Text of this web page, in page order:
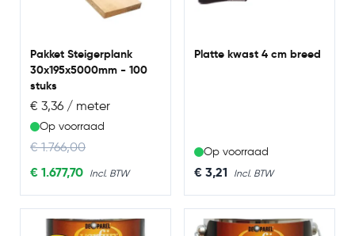
Pakket Steigerplank
30x195x5000mm - 100
stuks
€ 3,36 / meter
Op voorraad
Special Price
€ 1.677,70
Regular Price
€ 1.766,00
Platte kwast 4 cm breed
Op voorraad
€ 3,21